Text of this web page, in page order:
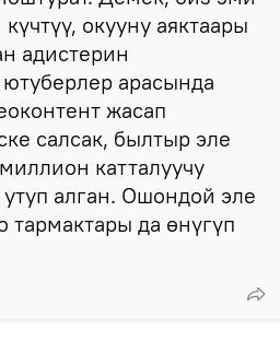
окууну аяктаары
адистерин
арасында
жасап
салсак, былтыр эле
катталуучу
алган. Ошондой эле
тармактары да өнүгүп